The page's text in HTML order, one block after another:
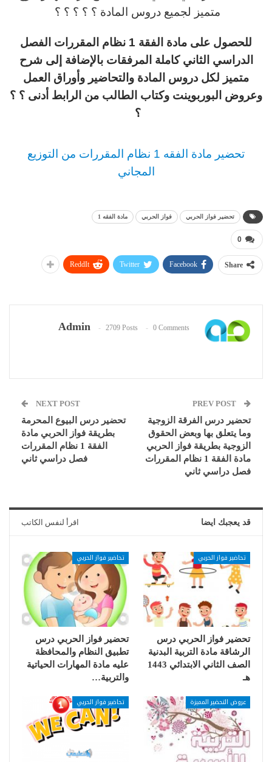
متميز لجميع دروس المادة ؟ ؟ ؟ ؟ ؟
للحصول على مادة الفقة 1 نظام المقررات الفصل
الدراسي الثاني كاملة المرفقات بالإضافة إلى شرح
متميز لكل دروس المادة والتحاضير وأوراق العمل
وعروض البوربوينت وكتاب الطالب من الرابط أدنى ؟ ؟
؟
تحضير مادة الفقه 1 نظام المقررات من التوزيع
المجاني
تحضير فواز الحربي فواز الحربي مادة الفقه 1
0
Share
Facebook
Twitter
ReddIt
Admin 2709 Posts 0 Comments
تحضير درس الفرقة الزوجية
وما يتعلق بها وبعض الحقوق
الزوجية بطريقة فواز الحربي
مادة الفقة 1 نظام المقررات
فصل دراسي ثاني
NEXT POST
تحضير درس البيوع المحرمة
بطريقة فواز الحربي مادة
الفقة 1 نظام المقررات
فصل دراسي ثاني
قد يعجبك ايضا اقرأ لنفس الكاتب
تحاضير فواز الحربي
تحضير فواز الحربي درس
الرشاقة مادة التربية البدنية
الصف الثاني الابتدائي 1443
هـ
تحاضير فواز الحربي
تحضير فواز الحربي درس
تطبيق النظام والمحافظة
عليه مادة المهارات الحياتية
والتربية…
عروض التحضير المميزة تحاضير فواز الحربي